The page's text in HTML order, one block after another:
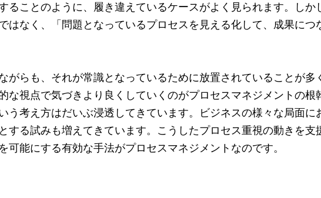
ことのように、履き違えているケースがよく見られます。しか
はなく、「問題となっているプロセスを見える化して、成果につ
らも、それが常識となっているために放置されていることが多
視点で気づきより良くしていくのがプロセスマネジメントの根
考え方はだいぶ浸透してきています。ビジネスの様々な局面に
する試みも増えてきています。こうしたプロセス重視の動きを支
能にする有効な手法がプロセスマネジメントなのです。